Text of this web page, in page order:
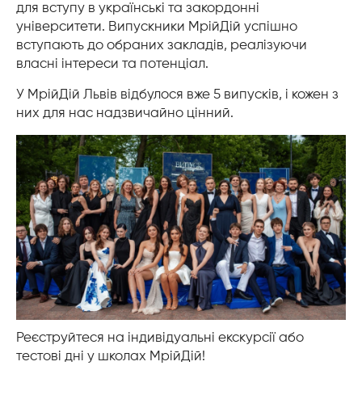
для вступу в українські та закордонні
університети. Випускники МрійДій успішно
вступають до обраних закладів, реалізуючи
власні інтереси та потенціал.
У МрійДій Львів відбулося вже 5 випусків, і кожен з
них для нас надзвичайно цінний.
Реєструйтеся на індивідуальні екскурсії або
тестові дні у школах МрійДій!